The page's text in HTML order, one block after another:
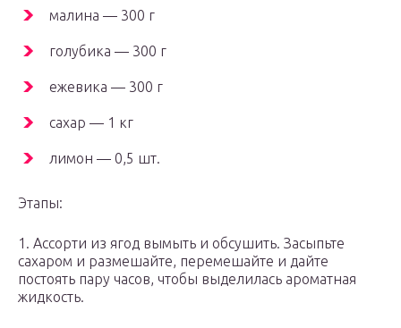
малина — 300 г
голубика — 300 г
ежевика — 300 г
сахар — 1 кг
лимон — 0,5 шт.
Этапы:
1. Ассорти из ягод вымыть и обсушить. Засыпьте
сахаром и размешайте, перемешайте и дайте
постоять пару часов, чтобы выделилась ароматная
жидкость.